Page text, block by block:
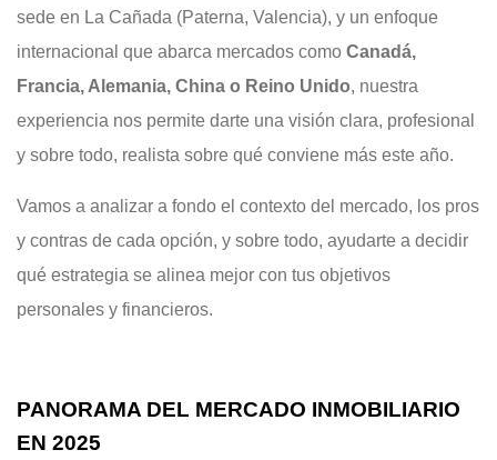
sede en La Cañada (Paterna, Valencia), y un enfoque
internacional que abarca mercados como Canadá,
Francia, Alemania, China o Reino Unido, nuestra
experiencia nos permite darte una visión clara, profesional
y sobre todo, realista sobre qué conviene más este año.
Vamos a analizar a fondo el contexto del mercado, los pros
y contras de cada opción, y sobre todo, ayudarte a decidir
qué estrategia se alinea mejor con tus objetivos
personales y financieros.
PANORAMA DEL MERCADO INMOBILIARIO
EN 2025